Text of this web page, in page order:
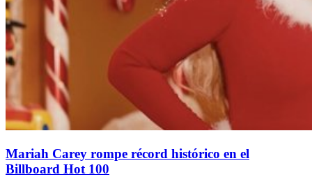
Mariah Carey rompe récord histórico en el
Billboard Hot 100